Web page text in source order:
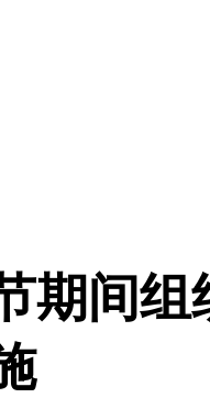
期间